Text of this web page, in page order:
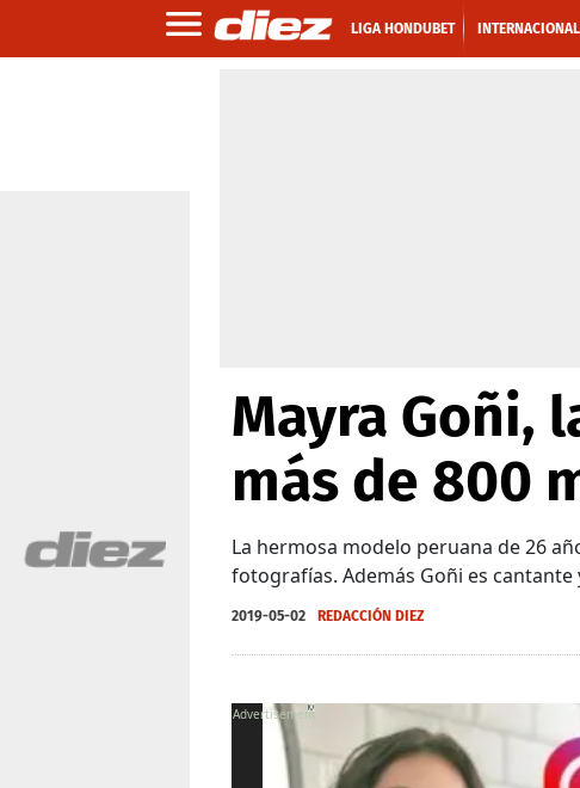
LIGA HONDUBET
Mayra Goñi,
más de 800
La hermosa modelo peruana de 26
fotografías. Además Goñi es
2019-05-02 REDACCIÓN DIEZ
X